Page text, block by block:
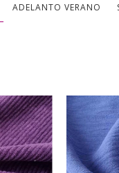
ADELANTO VERANO